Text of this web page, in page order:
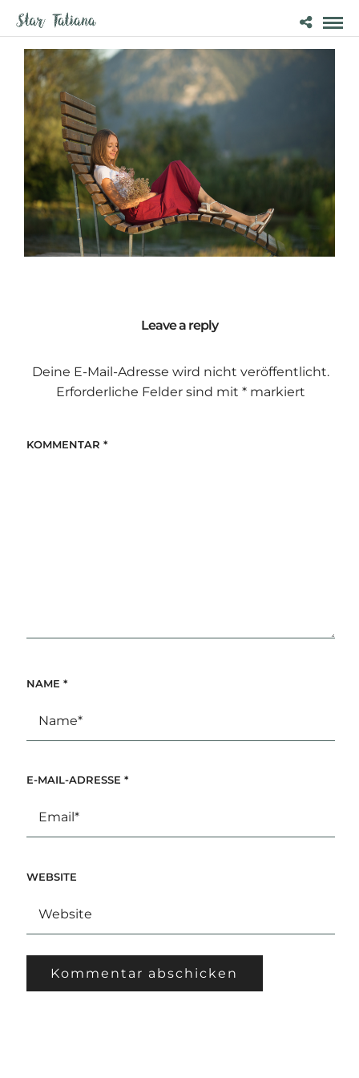
Leave a reply
Deine E-Mail-Adresse wird nicht veröffentlicht.
Erforderliche Felder sind mit *markiert
KOMMENTAR *
NAME *
E-MAIL-ADRESSE *
WEBSITE